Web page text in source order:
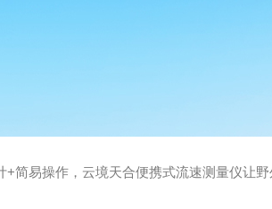
+简易操作，云境天合便携式流速测量仪让野